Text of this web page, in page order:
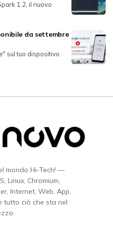
1.2, il nuovo
da settembre
sul tuo dispositivo
mondo Hi-Tech! —
Linux, Chromium,
Internet, Web, App,
tutto ciò che sta nel